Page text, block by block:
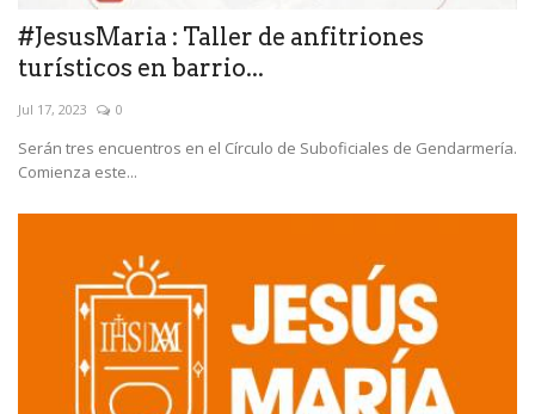
#JesusMaria : Taller de anfitriones
turísticos en barrio...
Jul 17, 2023 0
Serán tres encuentros en el Círculo de Suboficiales de Gendarmería.
Comienza este...